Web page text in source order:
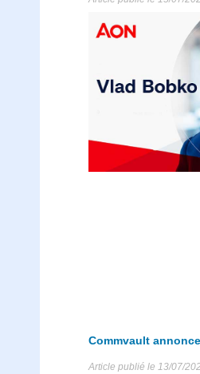
Commvault
Article publié le 13/07/